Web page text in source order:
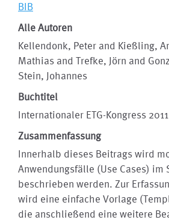
BIB
Alle Autoren
Kellendonk, Peter and Kießling,
Mathias and Trefke, Jörn and
Stein, Johannes
Buchtitel
Internationaler ETG-Kongress 2011
Zusammenfassung
Innerhalb dieses Beitrags wird
Anwendungsfälle (Use Cases) im
beschrieben werden. Zur
wird eine einfache Vorlage
die anschließend eine weitere